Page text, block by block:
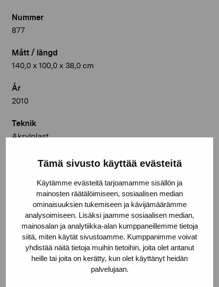
Tämä sivusto käyttää evästeitä
Käytämme evästeitä tarjoamamme sisällön ja
mainosten räätälöimiseen, sosiaalisen median
ominaisuuksien tukemiseen ja kävijämäärämme
analysoimiseen. Lisäksi jaamme sosiaalisen median,
mainosalan ja analytiikka-alan kumppaneillemme tietoja
siitä, miten käytät sivustoamme. Kumppanimme voivat
yhdistää näitä tietoja muihin tietoihin, joita olet antanut
heille tai joita on kerätty, kun olet käyttänyt heidän
palvelujaan.
Nummer
877
Mått / längd
140,0 x 100,0 x 38,0 cm
År
2010
Teknik
Akrylplast
Deponeringsplats
© Kuvasto 2026
Dela:
Facebook